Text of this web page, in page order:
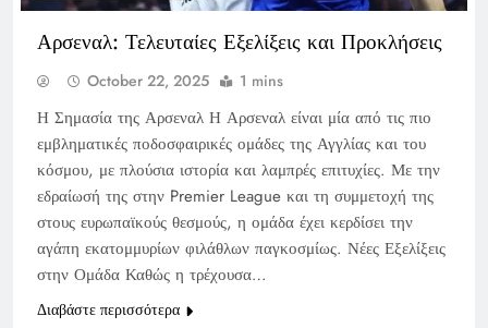
Αρσεναλ: Τελευταίες Εξελίξεις και Προκλήσεις
October 22, 2025 1 mins
Η Σημασία της Αρσεναλ Η Αρσεναλ είναι μία από τις πιο
εμβληματικές ποδοσφαιρικές ομάδες της Αγγλίας και του
κόσμου, με πλούσια ιστορία και λαμπρές επιτυχίες. Με την
εδραίωσή της στην Premier League και τη συμμετοχή της
στους ευρωπαϊκούς θεσμούς, η ομάδα έχει κερδίσει την
αγάπη εκατομμυρίων φιλάθλων παγκοσμίως. Νέες Εξελίξεις
στην Ομάδα Καθώς η τρέχουσα…
Διαβάστε περισσότερα